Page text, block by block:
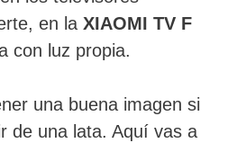
en la XIAOMI TV F
con luz propia.
una buena imagen si
de una lata. Aquí vas a